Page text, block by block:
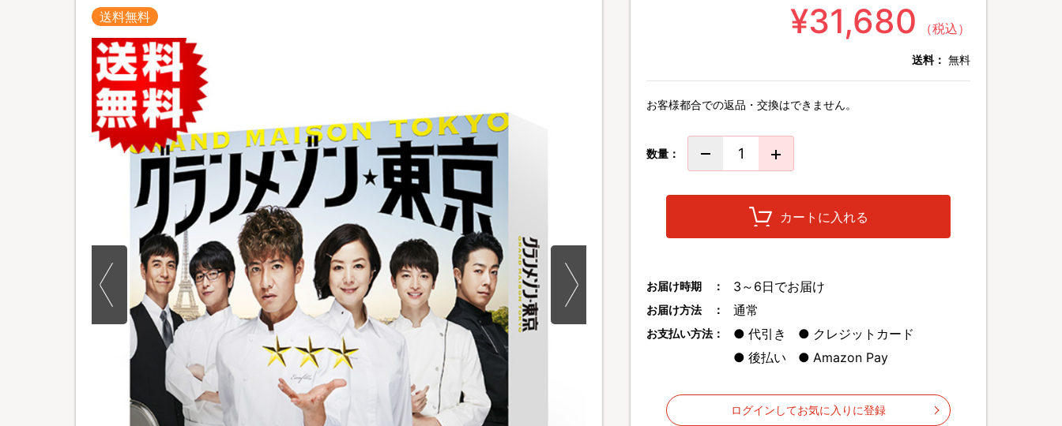
送料無料 ¥31,680 （税込）
送料： 無料
お客様都合での返品・交換はできません。
数量：
カートに入れる
お届け時期 ： 3～6日でお届け
お届け方法 ： 通常
お支払い方法： 代引き
クレジットカード
後払い
Amazon Pay
ログインしてお気に入りに登録